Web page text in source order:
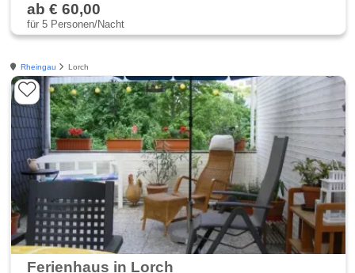
ab € 60,00
für 5 Personen/Nacht
Rheingau Lorch
Ferienhaus in Lorch